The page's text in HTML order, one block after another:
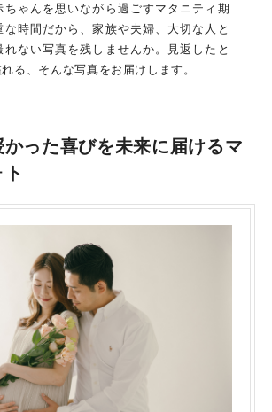
ちゃんを思いながら過ごすマタニティ期
な時間だから、家族や夫婦、大切な人と
れない写真を残しませんか。見返したと
る、そんな写真をお届けします。
った喜びを未来に届けるマ